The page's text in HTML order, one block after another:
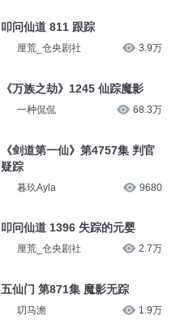
叩问仙道 811 跟踪
厘荒_仓央剧社 3.9万
《万族之劫》1245 仙踪魔影
一种侃侃 68.3万
《剑道第一仙》第4757集 判官
疑踪
暮玖Ayla 9680
叩问仙道 1396 失踪的元婴
厘荒_仓央剧社 2.7万
五仙门 第871集 魔影无踪
叨马澹 1.9万